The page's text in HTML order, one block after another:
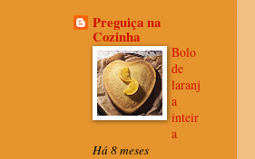
Preguiça na
Cozinha
Bolo
de
laranj
a
inteir
a
Há 8 meses